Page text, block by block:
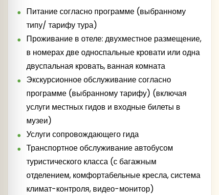
Питейной лавки
шуйского ликеро-водочного завода с
дегустацией.
Свободное время в центре города.
За дополнительную плату
Теплоходная прогулка
За дополнительную плату
Нижний Новгород
Ужин в ресторане отеля (при покупке тура с
ужинами).
Обед
Питание согласно программе (выбранному
типу/ тарифу тура)
Проживание в отеле: двухместное размещение,
в номерах две односпальные кровати или одна
двуспальная кровать, ванная комната
Экскурсионное обслуживание согласно
программе (выбранному тарифу) (включая
услуги местных гидов и входные билеты в
музеи)
Услуги сопровождающего гида
Транспортное обслуживание автобусом
туристического класса (с багажным
отделением, комфортабельные кресла, система
климат-контроля, видео-монитор)